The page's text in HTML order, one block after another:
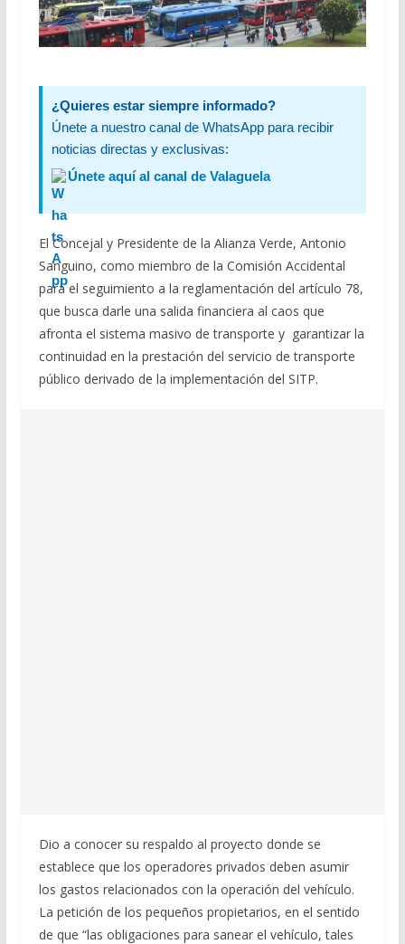
¿Quieres estar siempre informado?
Únete a nuestro canal de WhatsApp para recibir
noticias directas y exclusivas:
Únete aquí al canal de Valaguela
El Concejal y Presidente de la Alianza Verde, Antonio
Sanguino, como miembro de la Comisión Accidental
para el seguimiento a la reglamentación del artículo 78,
que busca darle una salida financiera al caos que
afronta el sistema masivo de transporte y garantizar la
continuidad en la prestación del servicio de transporte
público derivado de la implementación del SITP.
Dio a conocer su respaldo al proyecto donde se
establece que los operadores privados deben asumir
los gastos relacionados con la operación del vehículo.
La petición de los pequeños propietarios, en el sentido
de que “las obligaciones para sanear el vehículo, tales